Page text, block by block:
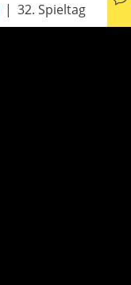
32. Spieltag